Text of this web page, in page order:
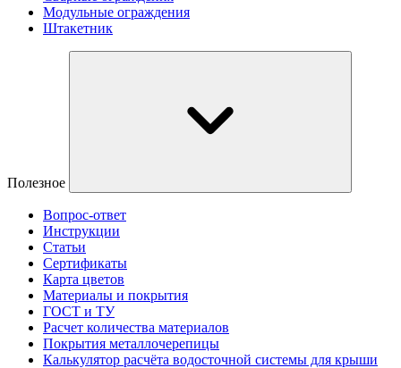
Модульные ограждения
Штакетник
Полезное
Вопрос-ответ
Инструкции
Статьи
Сертификаты
Карта цветов
Материалы и покрытия
ГОСТ и ТУ
Расчет количества материалов
Покрытия металлочерепицы
Калькулятор расчёта водосточной системы для крыши